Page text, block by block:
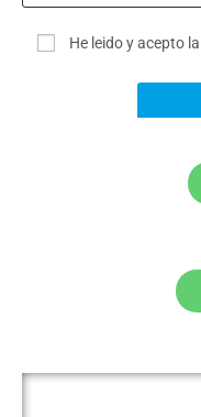
He leido y acepto la